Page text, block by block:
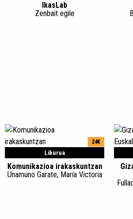
IkasLab
Zenbait egile
Liburua
24€
Komunikazioa irakaskuntzan
Unamuno Garate, María Victoria